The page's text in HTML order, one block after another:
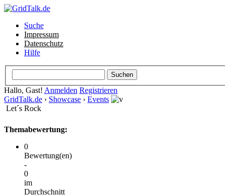
Suche
Impressum
Datenschutz
Hilfe
Hallo, Gast! Anmelden Registrieren
GridTalk.de › Showcase › Events
Let´s Rock
Themabewertung:
0
Bewertung(en)
-
0
im
Durchschnitt